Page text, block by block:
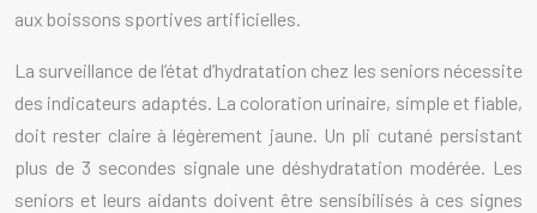
aux boissons sportives artificielles.
La surveillance de l’état d’hydratation chez les seniors nécessite
des indicateurs adaptés. La coloration urinaire, simple et fiable,
doit rester claire à légèrement jaune. Un pli cutané persistant
plus de 3 secondes signale une déshydratation modérée. Les
seniors et leurs aidants doivent être sensibilisés à ces signes